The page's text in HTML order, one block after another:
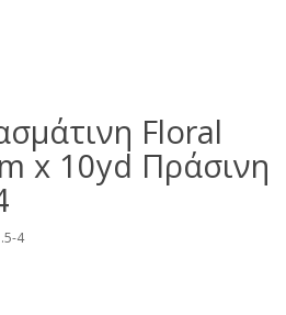
Floral
x 10yd Πράσινη
4